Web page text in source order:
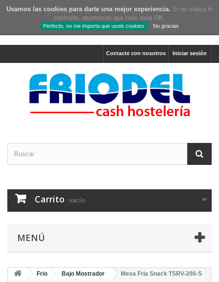
Usamos las cookies para darte una mejor experiencia. Si no indica lo
contrario, asumimos que todo está OK.
Perfecto, no me importa que useis cookies. No gracias
Iniciar sesión
Contacte con nosotros
Carrito vacío
MENÚ
Frio Bajo Mostrador
Mesa Fria Snack TSRV-200-S